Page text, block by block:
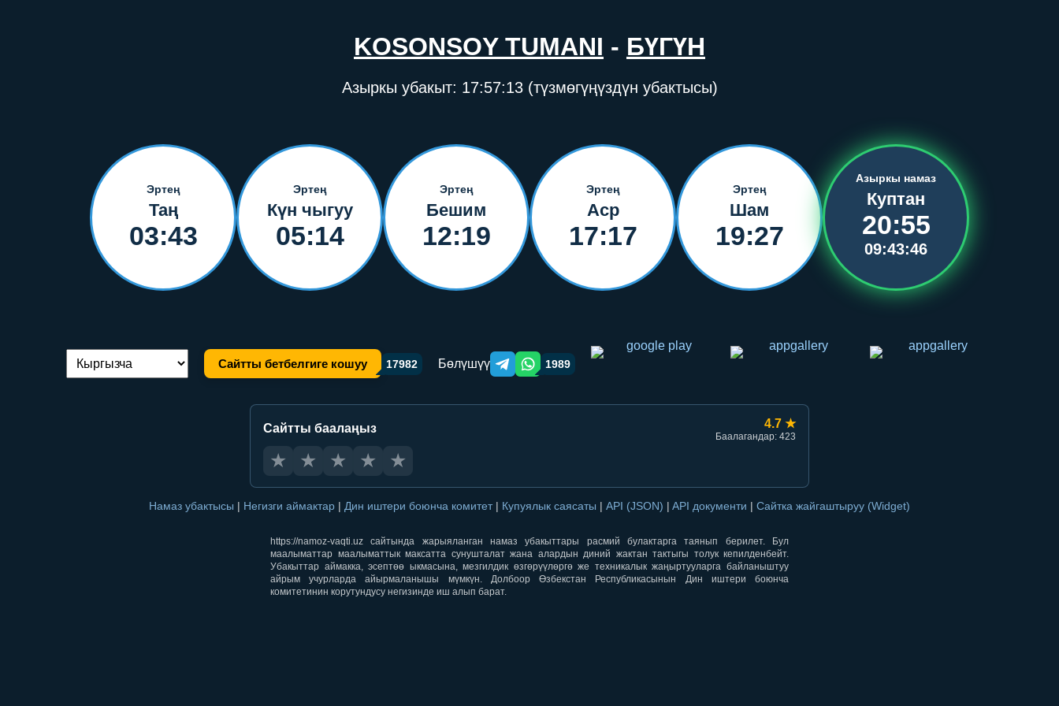
KOSONSOY TUMANI - БҮГҮН
Азыркы убакыт: 17:57:13(түзмөгүңүздүн убактысы)
Эртең
Таң
03:43
Эртең
Күн чыгуу
05:14
Эртең
Бешим
12:19
Эртең
Аср
17:17
Эртең
Шам
19:27
Азыркы намаз
Куптан
20:55
09:43:46
Тилди алмаштыруу: Сайтты бетбелгиге кошуу 17982 Бөлүшүү Telegram orqali ulashish
WhatsApp orqali ulashish
1989
Сайтты баалаңыз 4.7 ★
Баалагандар: 423
★ ★ ★ ★ ★
Намаз убактысы | Негизги аймактар | Дин иштери боюнча комитет | Купуялык саясаты | API (JSON) | API документи | Сайтка жайгаштыруу (Widget)
https://namoz-vaqti.uz сайтында жарыяланган намаз убакыттары расмий булактарга таянып берилет. Бул
маалыматтар маалыматтык максатта сунушталат жана алардын диний жактан тактыгы толук кепилденбейт.
Убакыттар аймакка, эсептөө ыкмасына, мезгилдик өзгөрүүлөргө же техникалык жаңыртууларга байланыштуу
айрым учурларда айырмаланышы мүмкүн. Долбоор Өзбекстан Республикасынын Дин иштери боюнча
комитетинин корутундусу негизинде иш алып барат.